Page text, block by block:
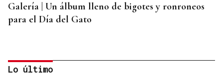
Galería | Un álbum lleno de bigotes y ronroneos
para el Día del Gato
Lo último